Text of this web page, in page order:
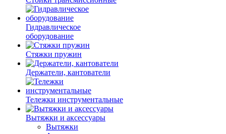
Гидравлическое
оборудование
Стяжки пружин
Держатели, кантователи
Тележки инструментальные
Вытяжки и аксессуары
Вытяжки